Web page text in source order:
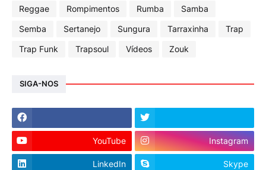
Reggae
Rompimentos Rumba
Samba
Semba
Sertanejo Sungura Tarraxinha
Trap
Trap Funk
Trapsoul Vídeos Zouk
SIGA-NOS
YouTube Instagram
LinkedIn Skype